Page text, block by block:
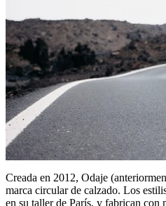
Creada en 2012, Odaje
marca circular de calzado. Los
en su taller de París, y fabrican con